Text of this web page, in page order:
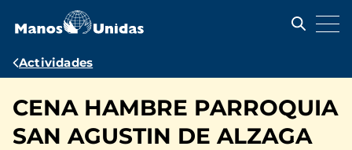
contenido
Ruta
navegación
Actividades
CENA HAMBRE PARROQUIA
SAN AGUSTIN DE ALZAGA